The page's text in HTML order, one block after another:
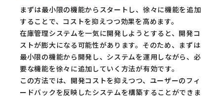
まずは最小限の機能からスタートし、徐々に機能を追加
することで、コストを抑えつつ効果を高めます。
在庫管理システムを一気に開発しようとすると、開発コ
ストが膨大になる可能性があります。そのため、まずは
最小限の機能から開発し、システムを運用しながら、必
要な機能を徐々に追加していく方法が有効です。
この方法では、開発コストを抑えつつ、ユーザーのフィ
ードバックを反映したシステムを構築することができま